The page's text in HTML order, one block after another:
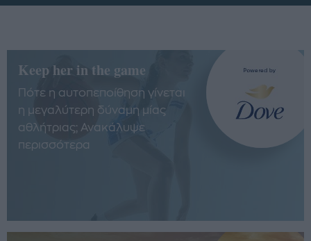
Keep her in the game
Πότε η αυτοπεποίθηση γίνεται
η μεγαλύτερη δύναμη μίας
αθλήτριας; Ανακάλυψε
περισσότερα